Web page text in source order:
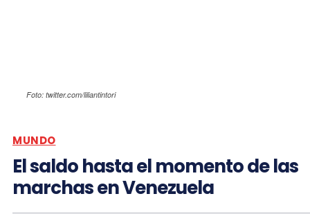
Foto: twitter.com/liliantintori
MUNDO
El saldo hasta el momento de las
marchas en Venezuela